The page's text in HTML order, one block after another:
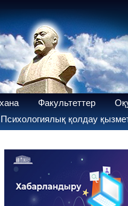
Факультеттер
Психологиялық қолдау